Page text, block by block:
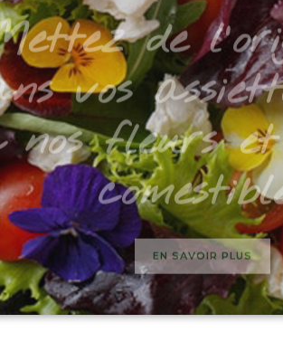
de
vos
nos fleurs
EN SAVOIR PLUS